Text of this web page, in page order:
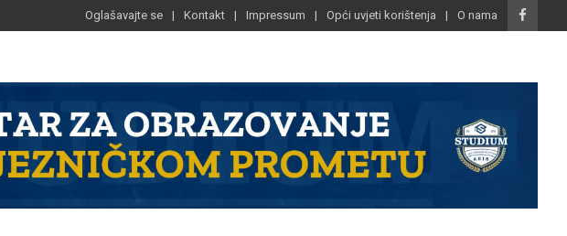
Oglašavajte se Kontakt Impressum Opći uvjeti korištenja O nama